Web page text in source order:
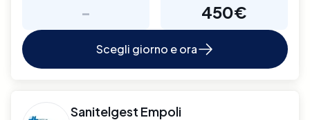
- 450€
Scegli giorno e ora
Sanitelgest Empoli